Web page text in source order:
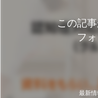
この記
フ
最新